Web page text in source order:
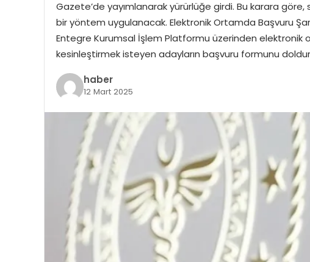
Gazete’de yayımlanarak yürürlüğe girdi. Bu karara
bir yöntem uygulanacak. Elektronik Ortamda Başvuru Şartı
Entegre Kurumsal İşlem Platformu üzerinden elektronik
kesinleştirmek isteyen adayların başvuru formunu
haber
12 Mart 2025